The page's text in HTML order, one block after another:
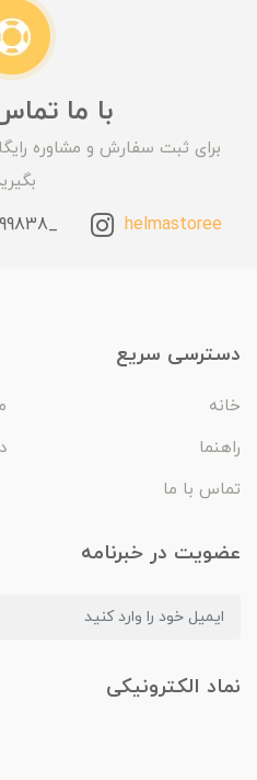
با ما
برای ثبت سفارش و مشاوره
helmastoree
_09924999838_02166746877
دسترسی سریع
خانه
راهنما
تماس با ما
عضویت در خبرنامه
نماد الکترونیکی